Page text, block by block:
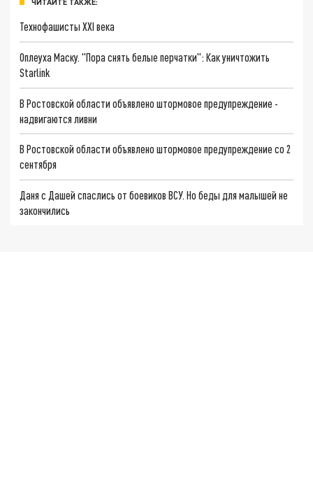
ЧИТАЙТЕ ТАКЖЕ:
Технофашисты XXI века
Оплеуха Маску. "Пора снять белые перчатки": Как уничтожить
Starlink
В Ростовской области объявлено штормовое предупреждение -
надвигаются ливни
В Ростовской области объявлено штормовое предупреждение со 2
сентября
Даня с Дашей спаслись от боевиков ВСУ. Но беды для малышей не
закончились